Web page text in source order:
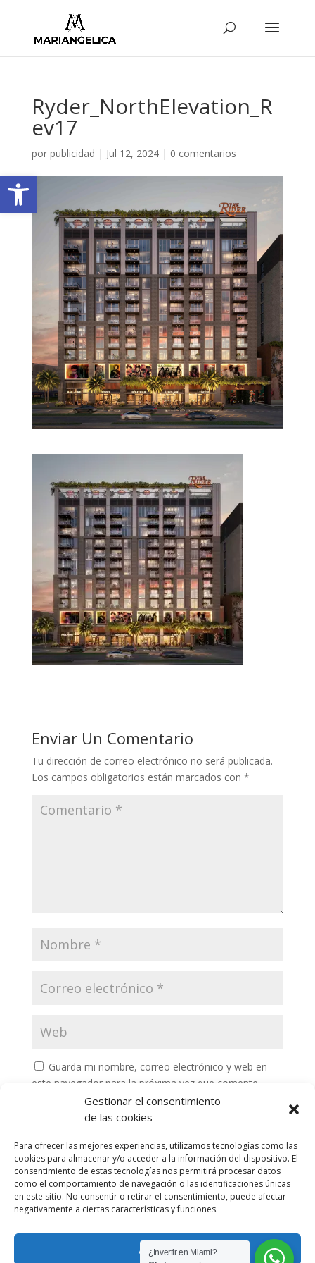
Abrir barra de herramientas
Gestionar el consentimiento
de las cookies
Para ofrecer las mejores experiencias, utilizamos tecnologías como las
cookies para almacenar y/o acceder a la información del dispositivo. El
consentimiento de estas tecnologías nos permitirá procesar datos
como el comportamiento de navegación o las identificaciones únicas
en este sitio. No consentir o retirar el consentimiento, puede afectar
negativamente a ciertas características y funciones.
Aceptar
Ryder_NorthElevation_R
ev17
por publicidad | Jul 12, 2024| 0 comentarios
Enviar Un Comentario
Tu dirección de correo electrónico no será publicada.
Los campos obligatorios están marcados con *
Guarda mi nombre, correo electrónico y web en
este navegador para la próxima vez que comente.
¿Invertir en Miami?